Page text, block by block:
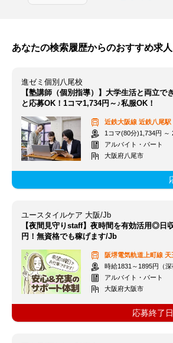
あなたの検索履歴からのおすすめ求人
進ゼミ個別八尾校
【塾講師（個別指導）】大学生活と両立で
と応募OK！1コマ1,734円～♪私服OK！
近鉄大阪線 近鉄八尾駅
1コマ(80分)1,734円
アルバイト・パート
大阪府八尾市
ユースタイルケア 大阪/Jb
【夜間見守りstaff】夜時間を有効活用◎日
円！無資格でも稼げます/Jb
阪堺電気軌道上町線 天
時給1831～1895円（深
アルバイト・パート
大阪府大阪市
応募終了